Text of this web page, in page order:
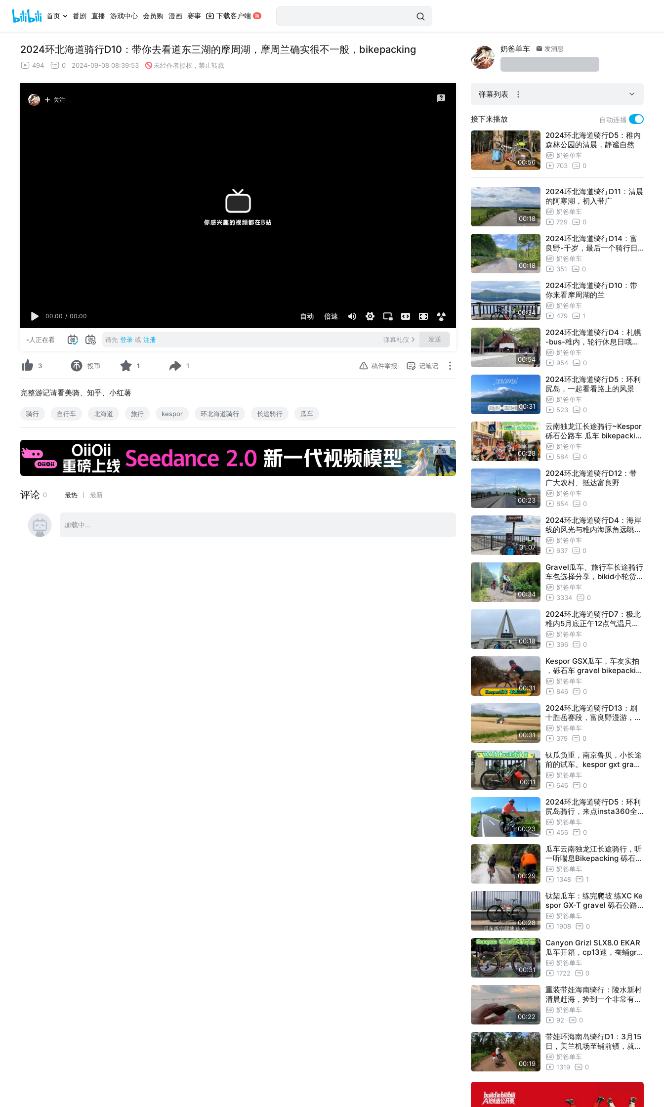
首页 番剧 直播 游戏中心 会员购 漫画 赛事 下载客户端
2024环北海道骑行D10：带你去看道东三湖的摩周湖，摩周兰确实很不一般，bikepacking
494 0 2024-09-08 08:39:53 未经作者授权，禁止转载
关注
00:00 / 00:00 自动 倍速
-人正在看 请先 登录 或 注册 弹幕礼仪 发送
3 投币 1 1 稿件举报 记笔记
完整游记请看美骑、知乎、小红薯
骑行 自行车 北海道 旅行 kespor 环北海道骑行 长途骑行 瓜车
奶爸单车 发消息
弹幕列表
接下来播放 自动连播
00:56
2024环北海道骑行D5：稚内
森林公园的清晨，静谧自然
奶爸单车
703
0
00:18
2024环北海道骑行D11：清晨
的阿寒湖，初入带广
奶爸单车
729
0
00:18
2024环北海道骑行D14：富
良野-千岁，最后一个骑行日
，靠近城市无景致
奶爸单车
351
0
00:34
2024环北海道骑行D10：带
你来看摩周湖的兰
奶爸单车
479
1
00:54
2024环北海道骑行D4：札幌
-bus-稚内，轮行休息日哦，
札幌的清晨，北海道神宫
奶爸单车
954
0
00:31
2024环北海道骑行D5：环利
尻岛，一起看看路上的风景
奶爸单车
523
0
00:28
云南独龙江长途骑行~Kespor
砾石公路车 瓜车 bikepackin
g gsx奶爸单车
584
0
00:23
2024环北海道骑行D12：带
广大农村、抵达富良野
奶爸单车
654
0
01:07
2024环北海道骑行D4：海岸
线的风光与稚内海豚角远眺利
尻山奶爸单车
637
0
00:34
Gravel瓜车、旅行车长途骑行
车包选择分享，bikid小轮货运
自行车cargo
奶爸单车
3334
0
00:18
2024环北海道骑行D7：极北
稚内5月底正午12点气温只有5
°，没错这里的风雨很厉害
奶爸单车
396
0
00:31
Kespor GSX瓜车，车友实拍
，砾石车 gravel bikepackin
g 单车旅行
奶爸单车
846
0
00:31
2024环北海道骑行D13：刷
十胜岳赛段，富良野漫游，四
季之丘奶爸单车
379
0
00:11
钛瓜负重，南京鲁贝，小长途
前的试车。kespor gxt grave
l Bikepacking
奶爸单车
646
0
00:23
2024环北海道骑行D5：环利
尻岛骑行，来点insta360全
景 奶爸单车
456
0
00:29
瓜车云南独龙江长途骑行，听
一听喘息Bikepacking 砾石公
路车 单车旅行
奶爸单车
1348
1
00:28
钛架瓜车：练完爬坡 练XC Ke
spor GX-T gravel 砾石公路
车 奶爸单车
1908
0
00:31
Canyon Grizl SLX8.0 EKAR
瓜车开箱，cp13速，蚕蛹gra
vel砾石公路车
奶爸单车
1722
0
00:22
重装带娃海南骑行：陵水新村
清晨赶海，捡到一个非常有趣
的“贝壳吃鱼”
奶爸单车
92
0
00:19
带娃环海南岛骑行D1：3月15
日，美兰机场至铺前镇，就当
热身啦~bikid长途骑行
奶爸单车
1319
0